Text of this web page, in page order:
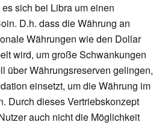
sich bei Libra um einen
D.h. dass die Währung an
Währungen wie den Dollar
wird, um große Schwankungen
über Währungsreserven gelingen,
einsetzt, um die Währung im
Durch dieses Vertriebskonzept
auch nicht die Möglichkeit